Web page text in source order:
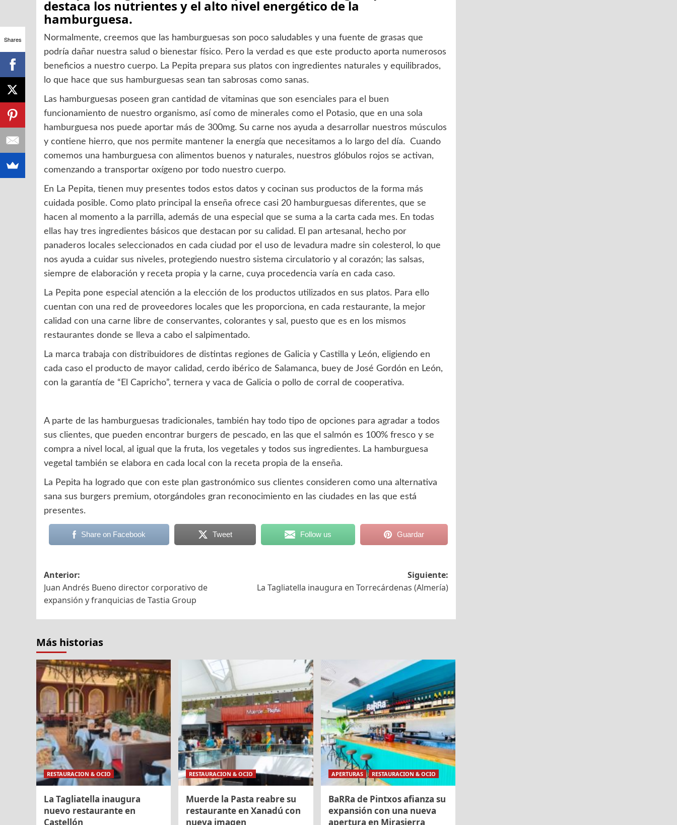
destaca los nutrientes y el alto nivel energético de la
hamburguesa.
Normalmente, creemos que las hamburguesas son poco saludables y una fuente de grasas que
podría dañar nuestra salud o bienestar físico. Pero la verdad es que este producto aporta numerosos
beneficios a nuestro cuerpo. La Pepita prepara sus platos con ingredientes naturales y equilibrados,
lo que hace que sus hamburguesas sean tan sabrosas como sanas.
Las hamburguesas poseen gran cantidad de vitaminas que son esenciales para el buen
funcionamiento de nuestro organismo, así como de minerales como el Potasio, que en una sola
hamburguesa nos puede aportar más de 300mg. Su carne nos ayuda a desarrollar nuestros músculos
y contiene hierro, que nos permite mantener la energía que necesitamos a lo largo del día. Cuando
comemos una hamburguesa con alimentos buenos y naturales, nuestros glóbulos rojos se activan,
comenzando a transportar oxígeno por todo nuestro cuerpo.
En La Pepita, tienen muy presentes todos estos datos y cocinan sus productos de la forma más
cuidada posible. Como plato principal la enseña ofrece casi 20 hamburguesas diferentes, que se
hacen al momento a la parrilla, además de una especial que se suma a la carta cada mes. En todas
ellas hay tres ingredientes básicos que destacan por su calidad. El pan artesanal, hecho por
panaderos locales seleccionados en cada ciudad por el uso de levadura madre sin colesterol, lo que
nos ayuda a cuidar sus niveles, protegiendo nuestro sistema circulatorio y al corazón; las salsas,
siempre de elaboración y receta propia y la carne, cuya procedencia varía en cada caso.
La Pepita pone especial atención a la elección de los productos utilizados en sus platos. Para ello
cuentan con una red de proveedores locales que les proporciona, en cada restaurante, la mejor
calidad con una carne libre de conservantes, colorantes y sal, puesto que es en los mismos
restaurantes donde se lleva a cabo el salpimentado.
La marca trabaja con distribuidores de distintas regiones de Galicia y Castilla y León, eligiendo en
cada caso el producto de mayor calidad, cerdo ibérico de Salamanca, buey de José Gordón en León,
con la garantía de “El Capricho”, ternera y vaca de Galicia o pollo de corral de cooperativa.
A parte de las hamburguesas tradicionales, también hay todo tipo de opciones para agradar a todos
sus clientes, que pueden encontrar burgers de pescado, en las que el salmón es 100% fresco y se
compra a nivel local, al igual que la fruta, los vegetales y todos sus ingredientes. La hamburguesa
vegetal también se elabora en cada local con la receta propia de la enseña.
La Pepita ha logrado que con este plan gastronómico sus clientes consideren como una alternativa
sana sus burgers premium, otorgándoles gran reconocimiento en las ciudades en las que está
presentes.
Share on Facebook Tweet Follow us Guardar
Navegación
de
entradas
Anterior:
Juan Andrés Bueno director corporativo de
expansión y franquicias de Tastia Group
Siguiente:
La Tagliatella inaugura en Torrecárdenas (Almería)
Más historias
RESTAURACION & OCIO
La Tagliatella inaugura
nuevo restaurante en
Castellón
RESTAURACION & OCIO
Muerde la Pasta reabre su
restaurante en Xanadú con
nueva imagen
APERTURAS RESTAURACION & OCIO
BaRRa de Pintxos afianza su
expansión con una nueva
apertura en Mirasierra
Shares